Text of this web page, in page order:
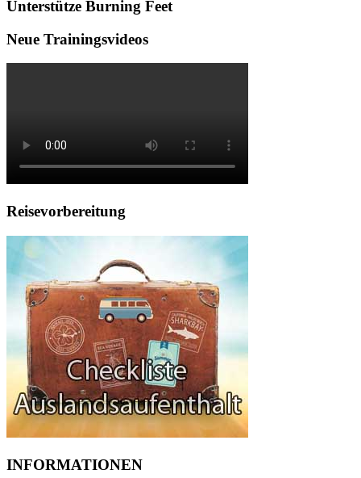
Unterstütze Burning Feet
Neue Trainingsvideos
Reisevorbereitung
INFORMATIONEN